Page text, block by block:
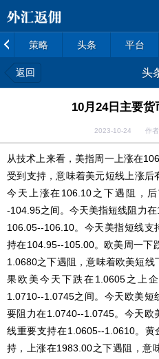
策略 头条 平台
返回 头
10月24日主要
2023-10-24 作
从技术上来看，美指周一上涨在
受到支持，意味着美元短线上涨
今天上涨在106.10之下遇阻，
-104.95之间。今天美指短线阻力
106.05--106.10。今天美指短线
持在104.95--105.00。欧美周一下
1.0680之下遇阻，意味着欧美短
果欧美今天下跌在1.0605之上
1.0710--1.0745之间。今天欧美
要阻力在1.0740--1.0745。今天
线重要支持在1.0605--1.0610。
持，上涨在1983.00之下遇阻，意